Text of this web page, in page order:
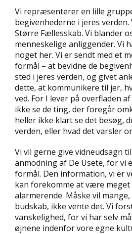
Vi repræsenterer en lille
begivenhederne i jeres
Større Fællesskab. Vi blander
menneskelige anliggender. Vi
noget her. Vi er sendt med et
formål – at bevidne de
sted i jeres verden, og givet
dette, at kommunikere til jer,
ved. For I lever på overfladen
ikke se de ting, der foregår
heller ikke klart se det besøg,
verden, eller hvad det varsler
Vi vil gerne give vidneudsagn
anmodning af De Usete, for vi
formål. Den information, vi er
kan forekomme at være
alarmerende. Måske vil
budskab, ikke vente det. Vi
vanskelighed, for vi har selv
øjnene indenfor vore egne